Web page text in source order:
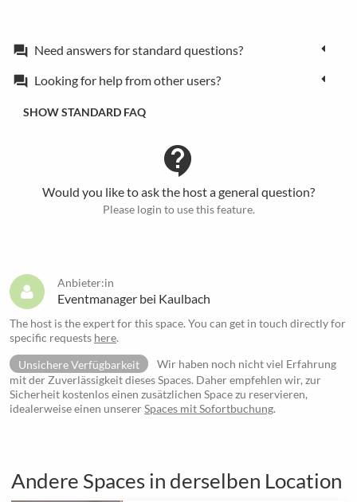
forum Need answers for standard questions?
forum Looking for help from other users?
SHOW STANDARD FAQ
contact_support
Would you like to ask the host a general question?
Please login to use this feature.
Anbieter:in
Eventmanager bei Kaulbach
The host is the expert for this space. You can get in touch directly for
specific requests here.
Unsichere Verfügbarkeit
Wir haben noch nicht viel Erfahrung
mit der Zuverlässigkeit dieses Spaces. Daher empfehlen wir, zur
Sicherheit kostenlos einen zusätzlichen Space zu reservieren,
idealerweise einen unsererSpaces mit Sofortbuchung.
Andere Spaces in derselben Location